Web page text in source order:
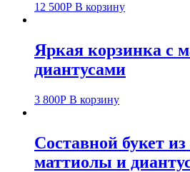
12 500Р В корзину
Яркая корзинка с
диантусами
3 800Р В корзину
Составной букет
маттиолы и